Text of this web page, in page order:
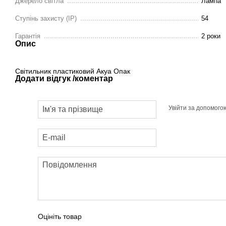
Ступінь захисту (IP) 54
Гарантія 2 роки
Опис
Світильник пластиковий Акуа Опак
Додати відгук /коментар
Увійти за
Оцініть товар